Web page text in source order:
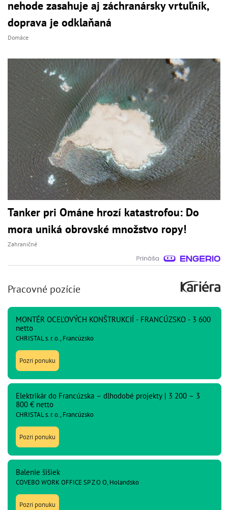
nehode zasahuje aj záchranársky vrtuľník,
doprava je odklaňaná
Domáce
Tanker pri Ománe hrozí katastrofou: Do
mora uniká obrovské množstvo ropy!
Zahraničné
Pracovné pozície
MONTÉR OCEĽOVÝCH KONŠTRUKCIÍ - FRANCÚZSKO - 3 600
netto
CHRISTAL s. r. o., Francúzsko
Pozri ponuku
Elektrikár do Francúzska – dlhodobé projekty | 3 200 – 3
800 € netto
CHRISTAL s. r. o., Francúzsko
Pozri ponuku
Balenie šišiek
COVEBO WORK OFFICE SP Z O O, Holandsko
Pozri ponuku